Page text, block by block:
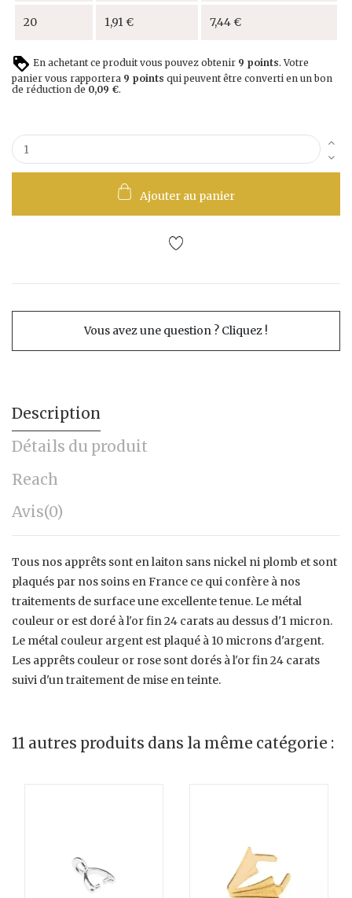
20 1,91 € 7,44 €
En achetant ce produit vous pouvez obtenir 9 points. Votre
panier vous rapportera 9 points qui peuvent être converti en un bon
de réduction de 0,09 €.
Ajouter au panier
Vous avez une question ? Cliquez !
Description
Détails du produit
Reach
Avis(0)
Tous nos apprêts sont en laiton sans nickel ni plomb et sont
plaqués par nos soins en France ce qui confère à nos
traitements de surface une excellente tenue. Le métal
couleur or est doré à l'or fin 24 carats au dessus d'1 micron.
Le métal couleur argent est plaqué à 10 microns d'argent.
Les apprêts couleur or rose sont dorés à l'or fin 24 carats
suivi d'un traitement de mise en teinte.
11 autres produits dans la même catégorie :